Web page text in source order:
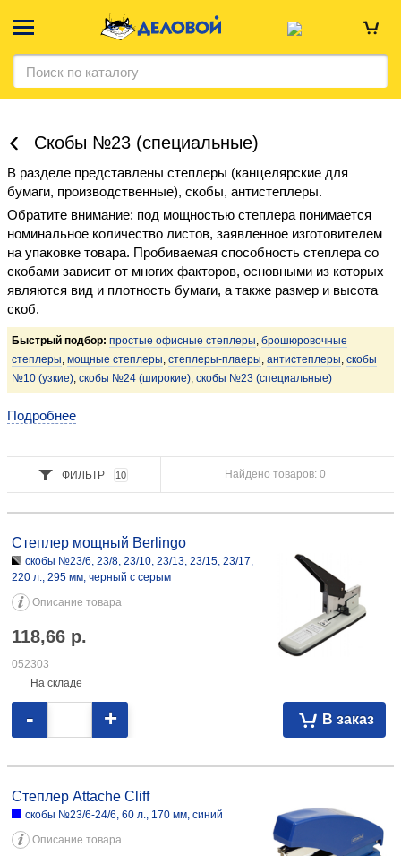
Скобы №23 (специальные)
В разделе представлены степлеры (канцелярские для
бумаги, производственные), скобы, антистеплеры.
Обратите внимание: под мощностью степлера понимается
номинальное количество листов, заявленное изготовителем
на упаковке товара. Пробиваемая способность степлера со
скобами зависит от многих факторов, основными из которых
являются вид и плотность бумаги, а также размер и высота
скоб.
Быстрый подбор: простые офисные степлеры, брошюровочные
степлеры, мощные степлеры, степлеры-плаеры, антистеплеры, скобы
№10 (узкие), скобы №24 (широкие), скобы №23 (специальные)
Подробнее
ФИЛЬТР 10 Найдено товаров: 0
23/17, 220 л., 295 мм, черный с серым 118,66 052303
Степлер мощный Berlingo
скобы №23/6, 23/8, 23/10, 23/13, 23/15, 23/17,
220 л., 295 мм, черный с серым
Описание товара
118,66 р.
052303
На складе
В заказ
- +
111466
Степлер Attache Cliff
скобы №23/6-24/6, 60 л., 170 мм, синий
Описание товара